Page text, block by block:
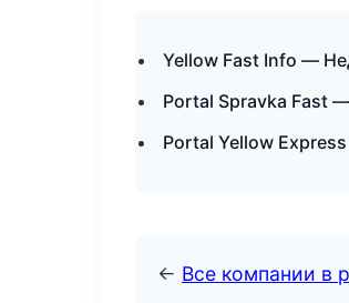
Yellow Fast Info —
Portal Spravka Fast
Portal Yellow
← Все компании в